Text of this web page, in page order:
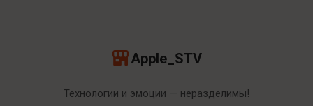
Apple_STV
Технологии и эмоции — неразделимы!